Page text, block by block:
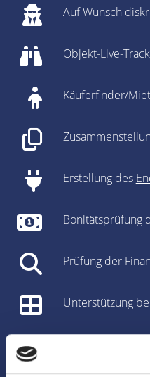
Auf Wunsch
Objekt-Live-
Käuferfinder/
Erstellung des
Bonitätsprüfung
Prüfung der
Unterstützung
Vorbereitung